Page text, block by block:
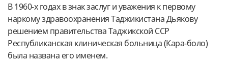
В 1960-х годах в знак заслуг и уважения к первому
наркому здравоохранения Таджикистана Дьякову
решением правительства Таджикской ССР
Республиканская клиническая больница (Кара-боло)
была названа его именем.